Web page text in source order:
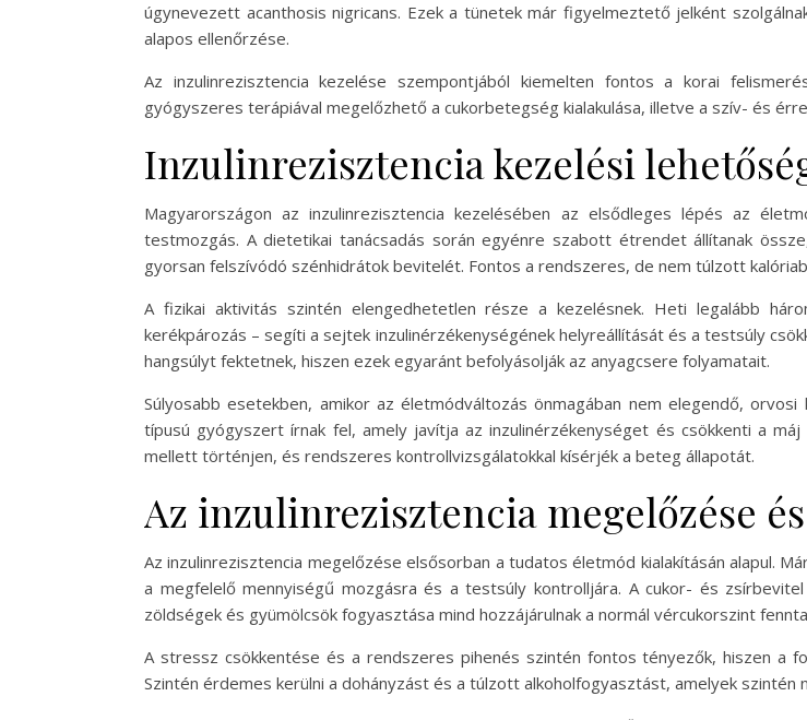
úgynevezett acanthosis nigricans. Ezek a tünetek már figyelmeztető jelként
alapos ellenőrzése.
Az inzulinrezisztencia kezelése szempontjából kiemelten fontos a korai
gyógyszeres terápiával megelőzhető a cukorbetegség kialakulása, illetve a szív- és
Inzulinrezisztencia kezelési
Magyarországon az inzulinrezisztencia kezelésében az elsődleges lépés az
testmozgás. A dietetikai tanácsadás során egyénre szabott étrendet állítanak
gyorsan felszívódó szénhidrátok bevitelét. Fontos a rendszeres, de nem túlzott
A fizikai aktivitás szintén elengedhetetlen része a kezelésnek. Heti legalább
kerékpározás – segíti a sejtek inzulinérzékenységének helyreállítását és a testsúly
hangsúlyt fektetnek, hiszen ezek egyaránt befolyásolják az anyagcsere folyamatait.
Súlyosabb esetekben, amikor az életmódváltozás önmagában nem elegendő,
típusú gyógyszert írnak fel, amely javítja az inzulinérzékenységet és csökkenti a
mellett történjen, és rendszeres kontrollvizsgálatokkal kísérjék a beteg állapotát.
Az inzulinrezisztencia megelőzése
Az inzulinrezisztencia megelőzése elsősorban a tudatos életmód kialakításán alapul.
a megfelelő mennyiségű mozgásra és a testsúly kontrolljára. A cukor- és
zöldségek és gyümölcsök fogyasztása mind hozzájárulnak a normál vércukorszint
A stressz csökkentése és a rendszeres pihenés szintén fontos tényezők, hiszen a
Szintén érdemes kerülni a dohányzást és a túlzott alkoholfogyasztást, amelyek szintén